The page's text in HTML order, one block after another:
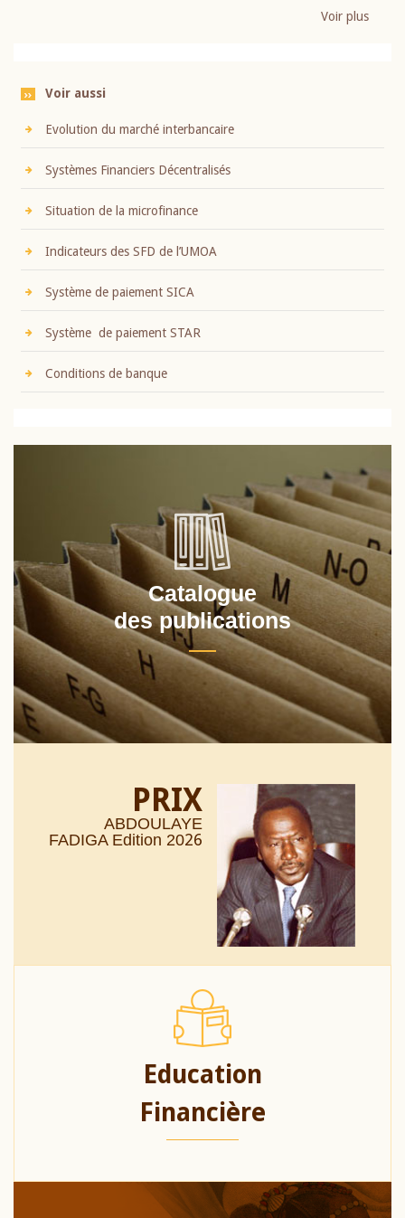
Voir plus
Voir aussi
Evolution du marché interbancaire
Systèmes Financiers Décentralisés
Situation de la microfinance
Indicateurs des SFD de l’UMOA
Système de paiement SICA
Système de paiement STAR
Conditions de banque
Catalogue
des publications
PRIX
ABDOULAYE
FADIGA Edition 2026
Education
Financière